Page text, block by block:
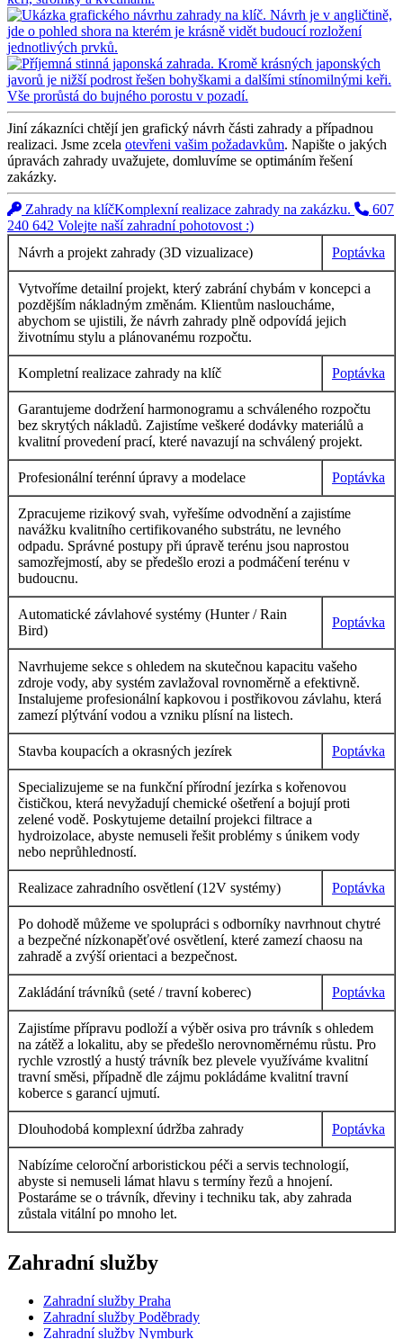
Jiní zákazníci chtějí jen grafický návrh části zahrady a případnou
realizaci. Jsme zcela otevřeni vašim požadavkům. Napište o jakých
úpravách zahrady uvažujete, domluvíme se optimáním řešení
zakázky.
Zahrady na klíčKomplexní realizace zahrady na zakázku.
607
240 642 Volejte naší zahradní pohotovost :)
Návrh a projekt zahrady (3D vizualizace)
Poptávka
Vytvoříme detailní projekt, který zabrání chybám v koncepci a
pozdějším nákladným změnám. Klientům nasloucháme,
abychom se ujistili, že návrh zahrady plně odpovídá jejich
životnímu stylu a plánovanému rozpočtu.
Kompletní realizace zahrady na klíč Poptávka
Garantujeme dodržení harmonogramu a schváleného rozpočtu
bez skrytých nákladů. Zajistíme veškeré dodávky materiálů a
kvalitní provedení prací, které navazují na schválený projekt.
Profesionální terénní úpravy a modelace Poptávka
Zpracujeme rizikový svah, vyřešíme odvodnění a zajistíme
navážku kvalitního certifikovaného substrátu, ne levného
odpadu. Správné postupy při úpravě terénu jsou naprostou
samozřejmostí, aby se předešlo erozi a podmáčení terénu v
budoucnu.
Automatické závlahové systémy (Hunter / Rain
Bird)
Poptávka
Navrhujeme sekce s ohledem na skutečnou kapacitu vašeho
zdroje vody, aby systém zavlažoval rovnoměrně a efektivně.
Instalujeme profesionální kapkovou i postřikovou závlahu, která
zamezí plýtvání vodou a vzniku plísní na listech.
Stavba koupacích a okrasných jezírek Poptávka
Specializujeme se na funkční přírodní jezírka s kořenovou
čističkou, která nevyžadují chemické ošetření a bojují proti
zelené vodě. Poskytujeme detailní projekci filtrace a
hydroizolace, abyste nemuseli řešit problémy s únikem vody
nebo neprůhledností.
Realizace zahradního osvětlení (12V systémy) Poptávka
Po dohodě můžeme ve spolupráci s odborníky navrhnout chytré
a bezpečné nízkonapěťové osvětlení, které zamezí chaosu na
zahradě a zvýší orientaci a bezpečnost.
Zakládání trávníků (seté / travní koberec) Poptávka
Zajistíme přípravu podloží a výběr osiva pro trávník s ohledem
na zátěž a lokalitu, aby se předešlo nerovnoměrnému růstu. Pro
rychle vzrostlý a hustý trávník bez plevele využíváme kvalitní
travní směsi, případně dle zájmu pokládáme kvalitní travní
koberce s garancí ujmutí.
Dlouhodobá komplexní údržba zahrady Poptávka
Nabízíme celoroční arboristickou péči a servis technologií,
abyste si nemuseli lámat hlavu s termíny řezů a hnojení.
Postaráme se o trávník, dřeviny i techniku tak, aby zahrada
zůstala vitální po mnoho let.
Zahradní služby
Zahradní služby Praha
Zahradní služby Poděbrady
Zahradní služby Nymburk